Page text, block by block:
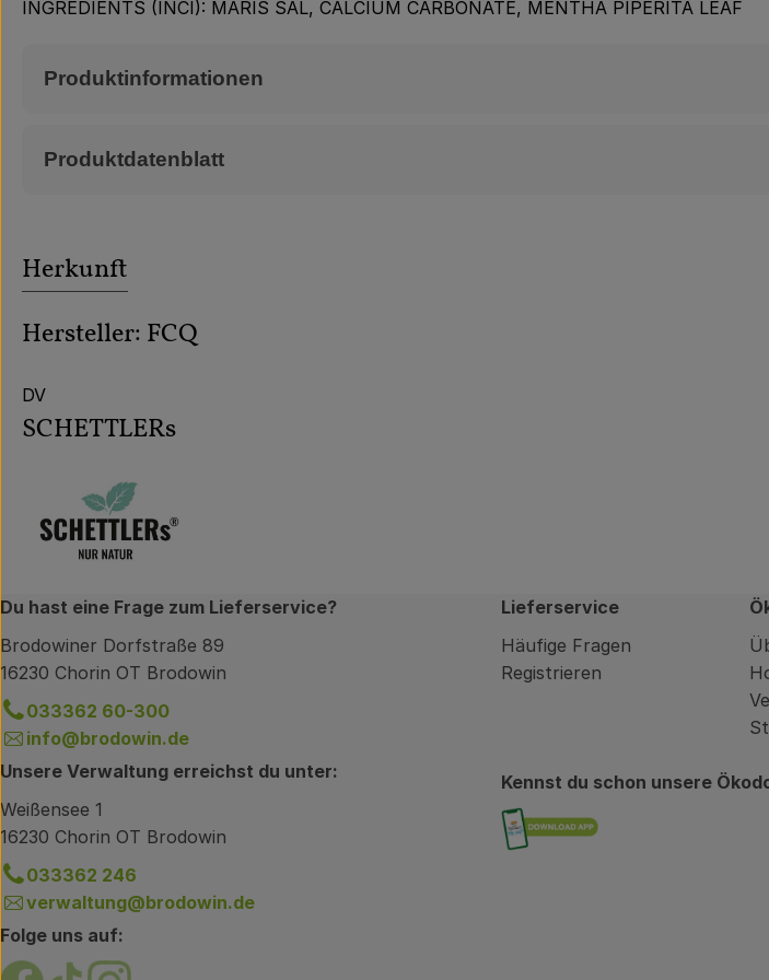
INGREDIENTS (INCI): MARIS SAL, CALCIUM CARBONATE, MENTHA PIPERITA LEAF
Produktinformationen
Produktdatenblatt
Herkunft
Hersteller: FCQ
DV
SCHETTLERs
Du hast eine Frage zum Lieferservice?
Brodowiner Dorfstraße 89
16230 Chorin OT Brodowin
033362 60-300
info@brodowin.de
Unsere Verwaltung erreichst du unter:
Weißensee 1
16230 Chorin OT Brodowin
033362 246
verwaltung@brodowin.de
Folge uns auf:
Externer Link zu https://www.facebook.com/brodowin
Externer Link zu https://www.tiktok.com/@oekodorfbrodowin
Externer Link zu https://www.instagram.com/oekodorfbrodowin/?hl=de
Lieferservice
Häufige Fragen
Registrieren
Kennst du schon unsere
Externer Link zu